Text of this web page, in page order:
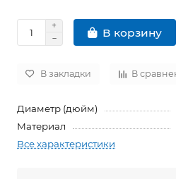
В корзину
В закладки В
Диаметр (дюйм)
Материал
Все характеристики